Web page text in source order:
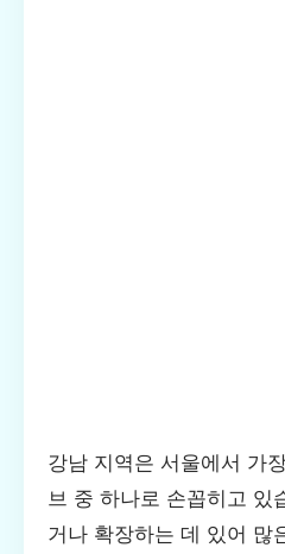
강남 지역은 서울에서 가
브 중 하나로 손꼽히고 있
거나 확장하는 데 있어 많